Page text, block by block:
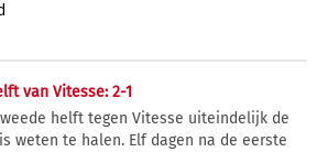
van Vitesse: 2-1
helft tegen Vitesse uiteindelijk de
weten te halen. Elf dagen na de eerste